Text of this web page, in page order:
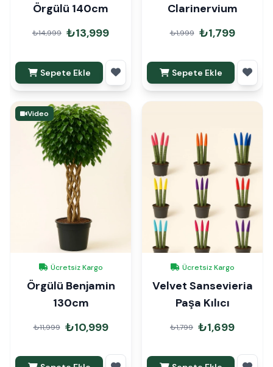
Örgülü 140cm
₺14,999 ₺13,999
Sepete Ekle
Clarinervium
₺1,999 ₺1,799
Sepete Ekle
Video
Ücretsiz Kargo
Örgülü Benjamin
130cm
₺11,999 ₺10,999
Ücretsiz Kargo
Velvet Sansevieria
Paşa Kılıcı
₺1,799 ₺1,699